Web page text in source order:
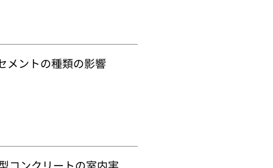
メントの種類の影響